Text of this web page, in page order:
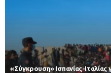
«Σύγκρουση» Ισπανίας-Ιταλίας